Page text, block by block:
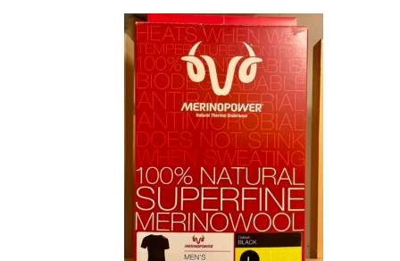
initial
était :
CHF 85.00.
actuel
est :
CHF 59.00.